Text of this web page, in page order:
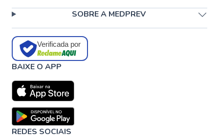
SOBRE A MEDPREV
Verificada por
BAIXE O APP
REDES SOCIAIS